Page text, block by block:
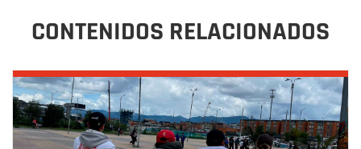
CONTENIDOS RELACIONADOS